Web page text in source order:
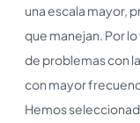
una escala mayor,
que manejan. Por
de problemas con
con mayor
Hemos